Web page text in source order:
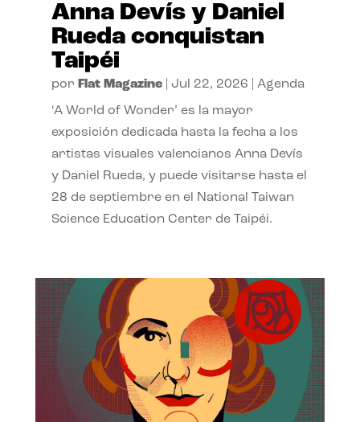
Anna Devís y Daniel
Rueda conquistan
Taipéi
por Flat Magazine| Jul 22, 2026 Agenda
‘A World of Wonder’ es la mayor
exposición dedicada hasta la fecha a los
artistas visuales valencianos Anna Devís
y Daniel Rueda, y puede visitarse hasta el
28 de septiembre en el National Taiwan
Science Education Center de Taipéi.